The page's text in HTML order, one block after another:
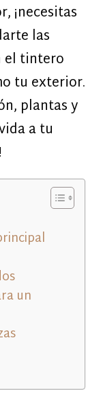
¡necesitas
las
el tintero
tu exterior.
plantas y
a tu
un